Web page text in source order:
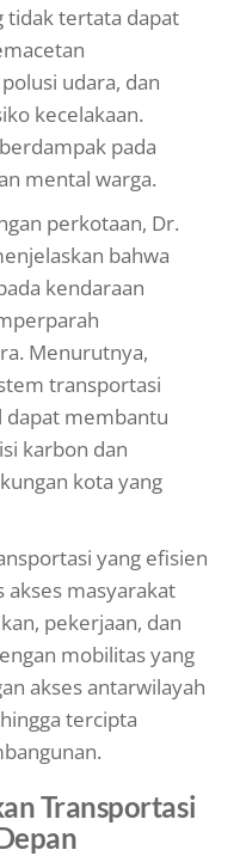
tidak tertata dapat
udara, dan
kecelakaan.
pada
mental warga.
perkotaan, Dr.
bahwa
kendaraan
Menurutnya,
transportasi
dapat membantu
karbon dan
kota yang
yang efisien
masyarakat
pekerjaan, dan
mobilitas yang
akses antarwilayah
tercipta
Transportasi